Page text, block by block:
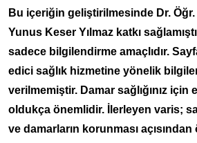
Bu içeriğin geliştirilmesinde Dr. Öğr.
Yunus Keser Yılmaz katkı
sadece bilgilendirme amaçlıdır.
edici sağlık hizmetine yönelik
verilmemiştir. Damar sağlığınız için
oldukça önemlidir. İlerleyen varis;
ve damarların korunması